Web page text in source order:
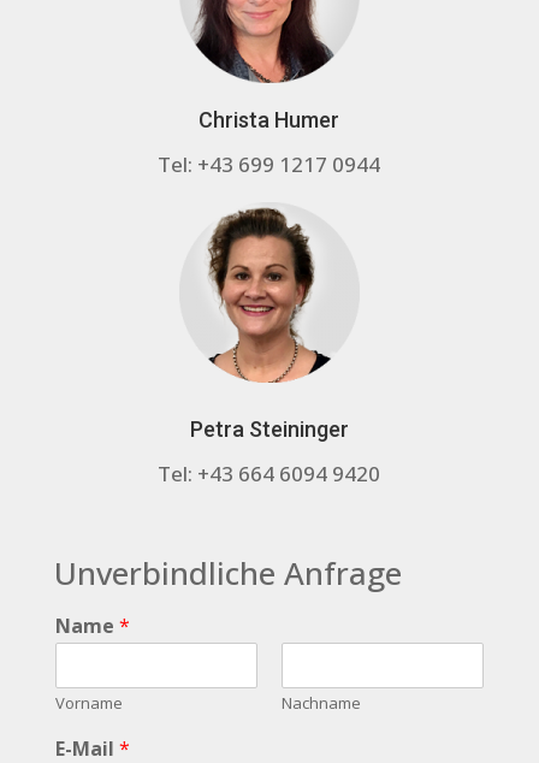
Christa Humer
Tel: +43 699 1217 0944
Petra Steininger
Tel: +43 664 6094 9420
Unverbindliche Anfrage
Name *
Vorname Nachname
E-Mail *